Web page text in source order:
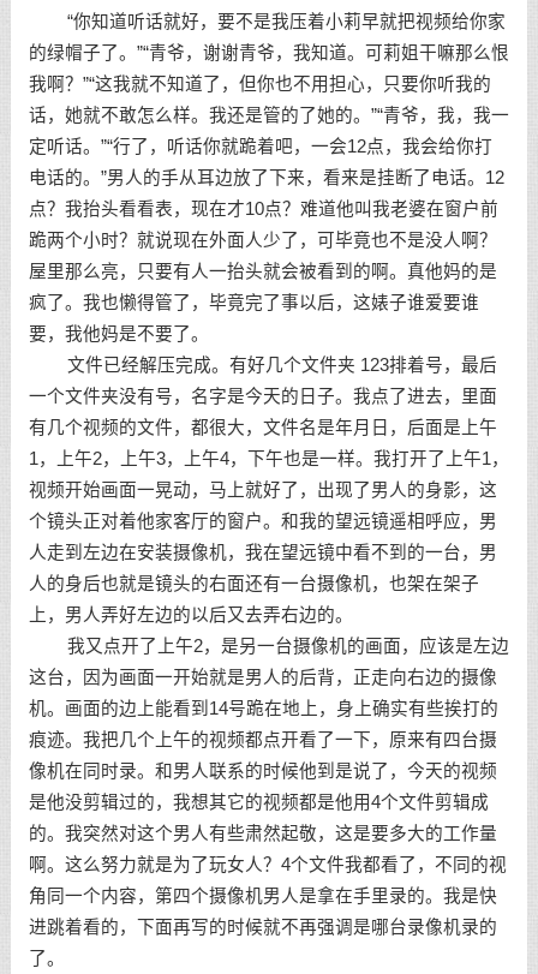
“你知道听话就好，要不是我压着小莉早就把视频给你家
的绿帽子了。”“青爷，谢谢青爷，我知道。可莉姐干嘛那么恨
我啊？”“这我就不知道了，但你也不用担心，只要你听我的
话，她就不敢怎么样。我还是管的了她的。”“青爷，我，我一
定听话。”“行了，听话你就跪着吧，一会12点，我会给你打
电话的。”男人的手从耳边放了下来，看来是挂断了电话。12
点？我抬头看看表，现在才10点？难道他叫我老婆在窗户前
跪两个小时？就说现在外面人少了，可毕竟也不是没人啊？
屋里那么亮，只要有人一抬头就会被看到的啊。真他妈的是
疯了。我也懒得管了，毕竟完了事以后，这婊子谁爱要谁
要，我他妈是不要了。
文件已经解压完成。有好几个文件夹 123排着号，最后
一个文件夹没有号，名字是今天的日子。我点了进去，里面
有几个视频的文件，都很大，文件名是年月日，后面是上午
1，上午2，上午3，上午4，下午也是一样。我打开了上午1，
视频开始画面一晃动，马上就好了，出现了男人的身影，这
个镜头正对着他家客厅的窗户。和我的望远镜遥相呼应，男
人走到左边在安装摄像机，我在望远镜中看不到的一台，男
人的身后也就是镜头的右面还有一台摄像机，也架在架子
上，男人弄好左边的以后又去弄右边的。
我又点开了上午2，是另一台摄像机的画面，应该是左边
这台，因为画面一开始就是男人的后背，正走向右边的摄像
机。画面的边上能看到14号跪在地上，身上确实有些挨打的
痕迹。我把几个上午的视频都点开看了一下，原来有四台摄
像机在同时录。和男人联系的时候他到是说了，今天的视频
是他没剪辑过的，我想其它的视频都是他用4个文件剪辑成
的。我突然对这个男人有些肃然起敬，这是要多大的工作量
啊。这么努力就是为了玩女人？4个文件我都看了，不同的视
角同一个内容，第四个摄像机男人是拿在手里录的。我是快
进跳着看的，下面再写的时候就不再强调是哪台录像机录的
了。